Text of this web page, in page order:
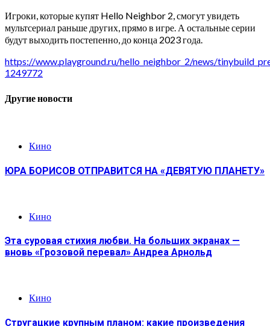
Игроки, которые купят Hello Neighbor 2, смогут увидеть
мультсериал раньше других, прямо в игре. А остальные серии
будут выходить постепенно, до конца 2023 года.
https://www.playground.ru/hello_neighbor_2/news/
1249772
Другие новости
Кино
ЮРА БОРИСОВ ОТПРАВИТСЯ НА «ДЕВЯТУЮ ПЛАНЕТУ»
Кино
Эта суровая стихия любви. На больших экранах —
вновь «Грозовой перевал» Андреа Арнольд
Кино
Стругацкие крупным планом: какие произведения